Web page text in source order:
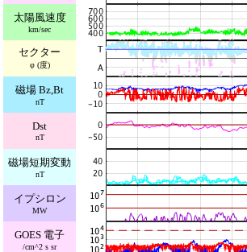
太陽風速度
km/sec
セクター
φ (度)
磁場 Bz,Bt
nT
Dst
nT
磁場短期変動
nT
イプシロン
MW
GOES 電子
/cm^2 s sr